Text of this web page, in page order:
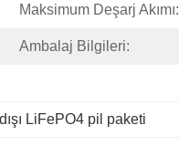
Maksimum Deşarj Akımı:
Ambalaj Bilgileri:
LiFePO4 pil paketi